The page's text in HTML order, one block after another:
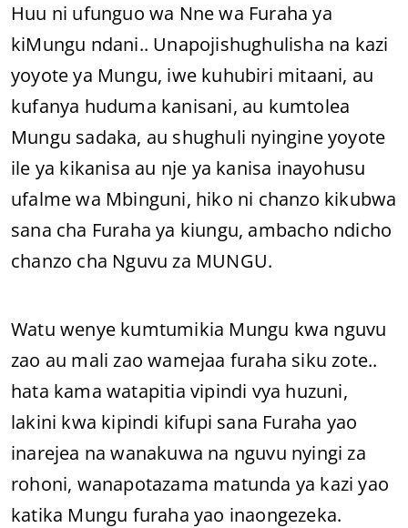
Huu ni ufunguo wa Nne wa Furaha ya
kiMungu ndani.. Unapojishughulisha na kazi
yoyote ya Mungu, iwe kuhubiri mitaani, au
kufanya huduma kanisani, au kumtolea
Mungu sadaka, au shughuli nyingine yoyote
ile ya kikanisa au nje ya kanisa inayohusu
ufalme wa Mbinguni, hiko ni chanzo kikubwa
sana cha Furaha ya kiungu, ambacho ndicho
chanzo cha Nguvu za MUNGU.
Watu wenye kumtumikia Mungu kwa nguvu
zao au mali zao wamejaa furaha siku zote..
hata kama watapitia vipindi vya huzuni,
lakini kwa kipindi kifupi sana Furaha yao
inarejea na wanakuwa na nguvu nyingi za
rohoni, wanapotazama matunda ya kazi yao
katika Mungu furaha yao inaongezeka.